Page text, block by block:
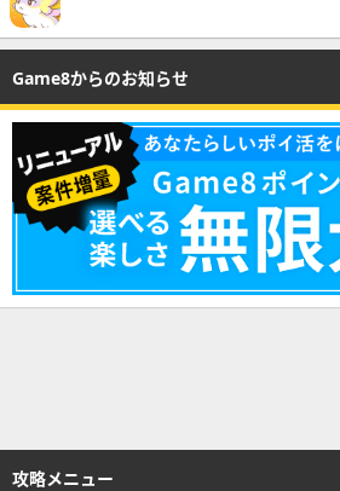
Game8からのお知らせ
攻略メニュー